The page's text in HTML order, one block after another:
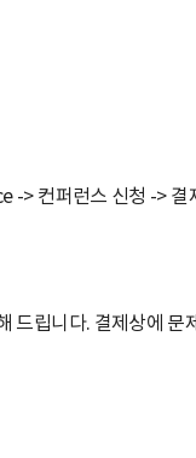
> 컨퍼런스 신청 -> 결
드립니다. 결제상에 문